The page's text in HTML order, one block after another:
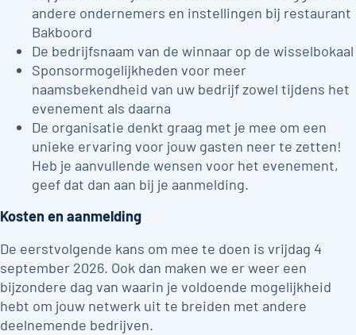
andere ondernemers en instellingen bij restaurant
Bakboord
De bedrijfsnaam van de winnaar op de wisselbokaal
Sponsormogelijkheden voor meer
naamsbekendheid van uw bedrijf zowel tijdens het
evenement als daarna
De organisatie denkt graag met je mee om een
unieke ervaring voor jouw gasten neer te zetten!
Heb je aanvullende wensen voor het evenement,
geef dat dan aan bij je aanmelding.
Kosten en aanmelding
De eerstvolgende kans om mee te doen is vrijdag 4
september 2026. Ook dan maken we er weer een
bijzondere dag van waarin je voldoende mogelijkheid
hebt om jouw netwerk uit te breiden met andere
deelnemende bedrijven.